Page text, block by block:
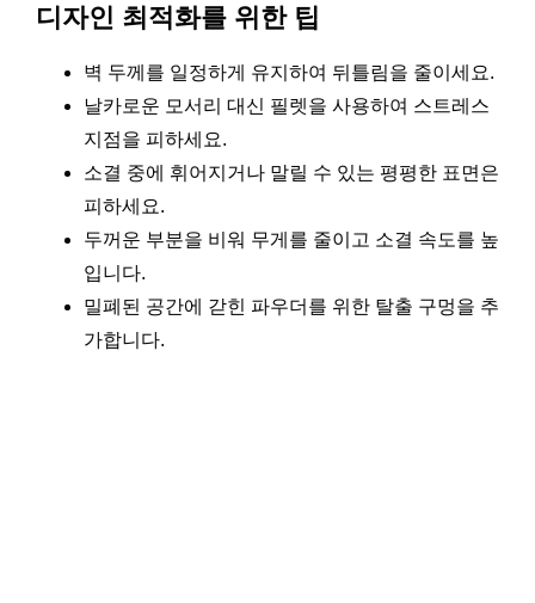
디자인 최적화를 위한 팁
벽 두께를 일정하게 유지하여 뒤틀림을 줄이세요.
날카로운 모서리 대신 필렛을 사용하여 스트레스
지점을 피하세요.
소결 중에 휘어지거나 말릴 수 있는 평평한 표면은
피하세요.
두꺼운 부분을 비워 무게를 줄이고 소결 속도를 높
입니다.
밀폐된 공간에 갇힌 파우더를 위한 탈출 구멍을 추
가합니다.